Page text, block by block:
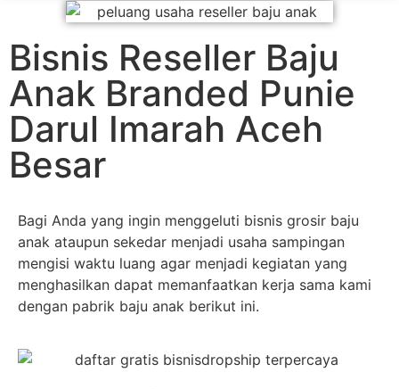
Bisnis Reseller Baju
Anak Branded Punie
Darul Imarah Aceh
Besar
Bagi Anda yang ingin menggeluti bisnis grosir baju
anak ataupun sekedar menjadi usaha sampingan
mengisi waktu luang agar menjadi kegiatan yang
menghasilkan dapat memanfaatkan kerja sama kami
dengan pabrik baju anak berikut ini.